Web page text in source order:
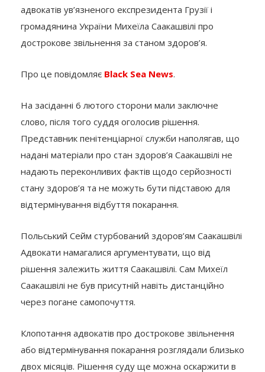
адвокатів ув’язненого експрезидента Грузії і
громадянина України Михеїла Саакашвілі про
дострокове звільнення за станом здоров’я.
Про це повідомляє Black Sea News.
На засіданні 6 лютого сторони мали заключне
слово, після того суддя оголосив рішення.
Представник пенітенціарної служби наполягав, що
надані матеріали про стан здоров’я Саакашвілі не
надають переконливих фактів щодо серйозності
стану здоров’я та не можуть бути підставою для
відтермінування відбуття покарання.
Польський Сейм стурбований здоров’ям Саакашвілі
Адвокати намагалися аргументувати, що від
рішення залежить життя Саакашвілі. Сам Михеїл
Саакашвілі не був присутній навіть дистанційно
через погане самопочуття.
Клопотання адвокатів про дострокове звільнення
або відтермінування покарання розглядали близько
двох місяців. Рішення суду ще можна оскаржити в